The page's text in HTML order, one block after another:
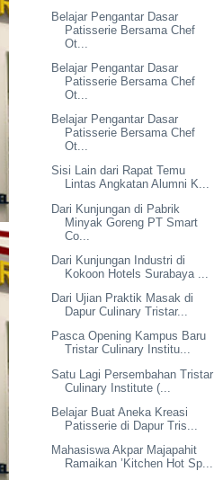
Belajar Pengantar Dasar
Patisserie Bersama Chef
Ot...
Belajar Pengantar Dasar
Patisserie Bersama Chef
Ot...
Belajar Pengantar Dasar
Patisserie Bersama Chef
Ot...
Sisi Lain dari Rapat Temu
Lintas Angkatan Alumni K...
Dari Kunjungan di Pabrik
Minyak Goreng PT Smart
Co...
Dari Kunjungan Industri di
Kokoon Hotels Surabaya ...
Dari Ujian Praktik Masak di
Dapur Culinary Tristar...
Pasca Opening Kampus Baru
Tristar Culinary Institu...
Satu Lagi Persembahan Tristar
Culinary Institute (...
Belajar Buat Aneka Kreasi
Patisserie di Dapur Tris...
Mahasiswa Akpar Majapahit
Ramaikan ’Kitchen Hot Sp...